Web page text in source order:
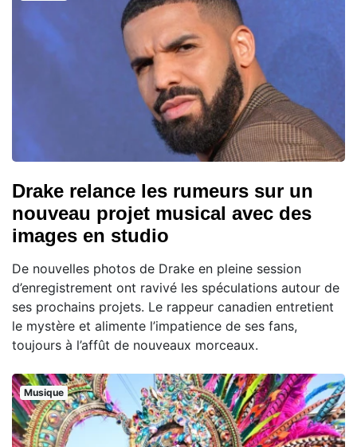
Drake relance les rumeurs sur un
nouveau projet musical avec des
images en studio
De nouvelles photos de Drake en pleine session
d’enregistrement ont ravivé les spéculations autour de
ses prochains projets. Le rappeur canadien entretient
le mystère et alimente l’impatience de ses fans,
toujours à l’affût de nouveaux morceaux.
Musique